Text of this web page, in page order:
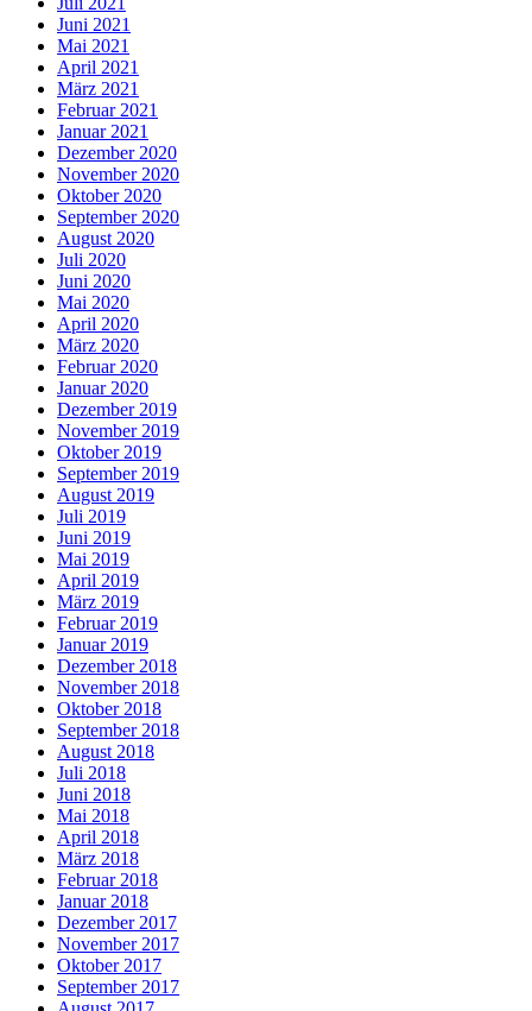
Juni 2021
Mai 2021
April 2021
März 2021
Februar 2021
Januar 2021
Dezember 2020
November 2020
Oktober 2020
September 2020
August 2020
Juli 2020
Juni 2020
Mai 2020
April 2020
März 2020
Februar 2020
Januar 2020
Dezember 2019
November 2019
Oktober 2019
September 2019
August 2019
Juli 2019
Juni 2019
Mai 2019
April 2019
März 2019
Februar 2019
Januar 2019
Dezember 2018
November 2018
Oktober 2018
September 2018
August 2018
Juli 2018
Juni 2018
Mai 2018
April 2018
März 2018
Februar 2018
Januar 2018
Dezember 2017
November 2017
Oktober 2017
September 2017